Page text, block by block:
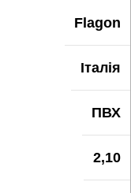
Flagon
Італія
ПВХ
2,10